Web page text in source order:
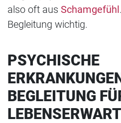
also oft aus Schamgefühl
Begleitung wichtig.
PSYCHISCHE
BEGLEITUNG